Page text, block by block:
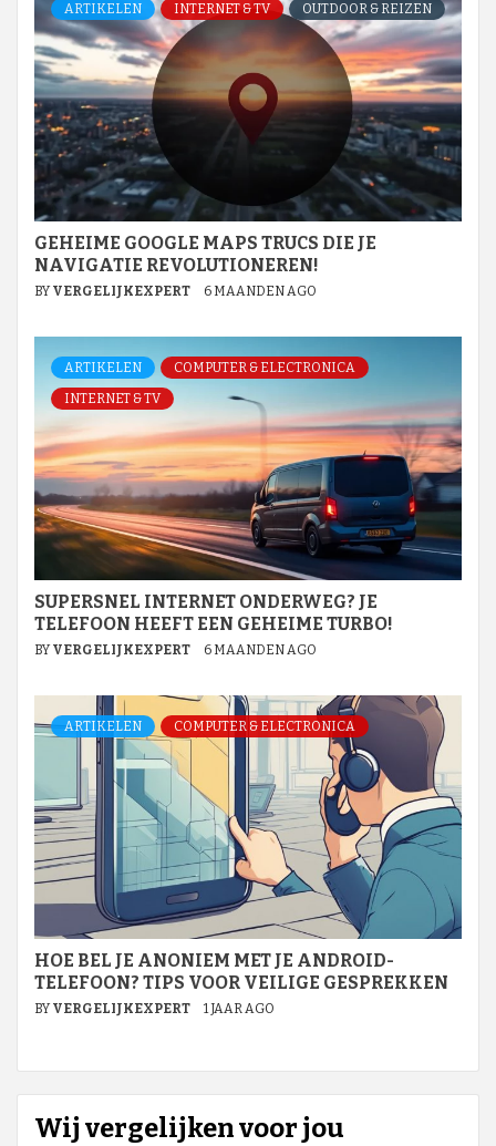
ARTIKELEN INTERNET & TV OUTDOOR & REIZEN
GEHEIME GOOGLE MAPS TRUCS DIE JE
NAVIGATIE REVOLUTIONEREN!
BY VERGELIJKEXPERT 6 MAANDEN AGO
ARTIKELEN
COMPUTER & ELECTRONICA
INTERNET & TV
SUPERSNEL INTERNET ONDERWEG? JE
TELEFOON HEEFT EEN GEHEIME TURBO!
BY VERGELIJKEXPERT 6 MAANDEN AGO
ARTIKELEN COMPUTER & ELECTRONICA
HOE BEL JE ANONIEM MET JE ANDROID-
TELEFOON? TIPS VOOR VEILIGE GESPREKKEN
BY VERGELIJKEXPERT 1 JAAR AGO
Wij vergelijken voor jou